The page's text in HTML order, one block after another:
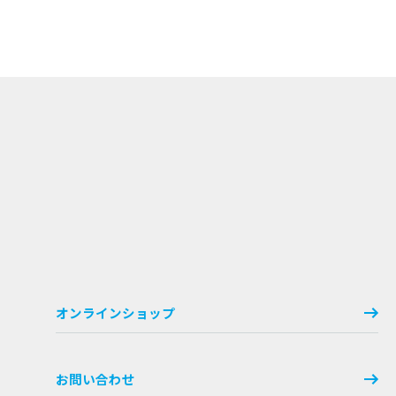
オンラインショップ
お問い合わせ